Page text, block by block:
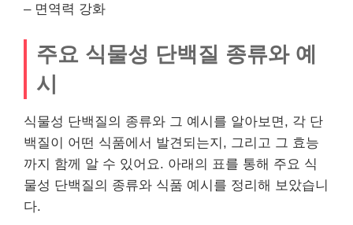
– 면역력 강화
주요 식물성 단백질 종류와 예
시
식물성 단백질의 종류와 그 예시를 알아보면, 각 단
백질이 어떤 식품에서 발견되는지, 그리고 그 효능
까지 함께 알 수 있어요. 아래의 표를 통해 주요 식
물성 단백질의 종류와 식품 예시를 정리해 보았습니
다.